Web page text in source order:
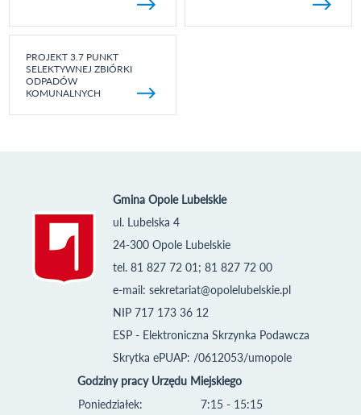
PROJEKT 3.7 PUNKT
SELEKTYWNEJ ZBIÓRKI
ODPADÓW
KOMUNALNYCH
Gmina Opole Lubelskie
ul. Lubelska 4
24-300 Opole Lubelskie
tel. 81 827 72 01; 81 827 72 00
e-mail: sekretariat@opolelubelskie.pl
NIP 717 173 36 12
ESP - Elektroniczna Skrzynka Podawcza
Skrytka ePUAP: /0612053/umopole
Godziny pracy Urzędu Miejskiego
Poniedziałek:
7:15 - 15:15